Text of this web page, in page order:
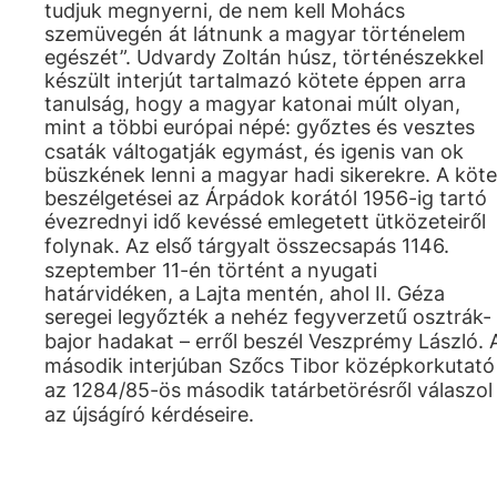
tudjuk megnyerni, de nem kell Mohács
szemüvegén át látnunk a magyar történelem
egészét”. Udvardy Zoltán húsz, történészekkel
készült interjút tartalmazó kötete éppen arra
tanulság, hogy a magyar katonai múlt olyan,
mint a többi európai népé: győztes és vesztes
csaták váltogatják egymást, és igenis van ok
büszkének lenni a magyar hadi sikerekre. A
beszélgetései az Árpádok korától 1956-ig tartó
évezrednyi idő kevéssé emlegetett ütközeteiről
folynak. Az első tárgyalt összecsapás 1146.
szeptember 11-én történt a nyugati
határvidéken, a Lajta mentén, ahol II. Géza
seregei legyőzték a nehéz fegyverzetű osztrák-
bajor hadakat – erről beszél Veszprémy László.
második interjúban Szőcs Tibor középkorkutató
az 1284/85-ös második tatárbetörésről válaszol
az újságíró kérdéseire.